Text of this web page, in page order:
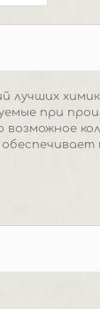
лучших
при
возможное